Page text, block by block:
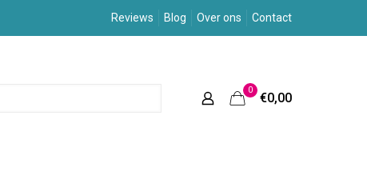
Reviews Blog Over ons Contact
0
€0,00